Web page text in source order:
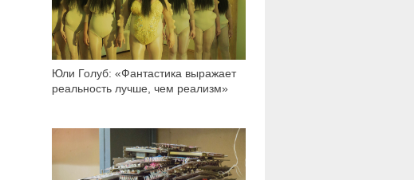
Юли Голуб: «Фантастика выражает
реальность лучше, чем реализм»